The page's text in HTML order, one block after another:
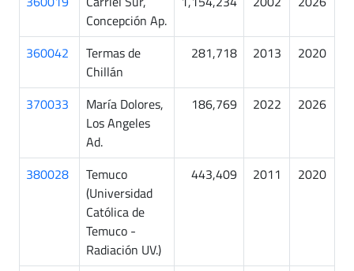
Concepción Ap.
360042
Termas de
Chillán
281,718 2013 2020
370033
María Dolores,
Los Angeles
Ad.
186,769 2022 2026
380028
Temuco
(Universidad
Católica de
Temuco -
Radiación UV.)
443,409 2011 2020